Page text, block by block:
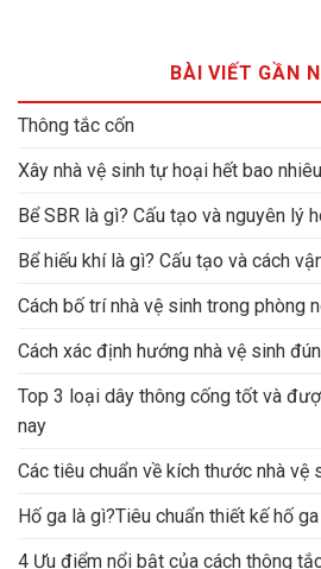
BÀI VIẾT GẦN
Thông tắc cốn
Xây nhà vệ sinh tự hoại hết bao
Bể SBR là gì? Cấu tạo và nguyên lý
Bể hiếu khí là gì? Cấu tạo và cách
Cách bố trí nhà vệ sinh trong phòng
Cách xác định hướng nhà vệ sinh
Top 3 loại dây thông cống tốt và
nay
Các tiêu chuẩn về kích thước nhà vệ
Hố ga là gì?Tiêu chuẩn thiết kế hố
4 Ưu điểm nổi bật của cách thông